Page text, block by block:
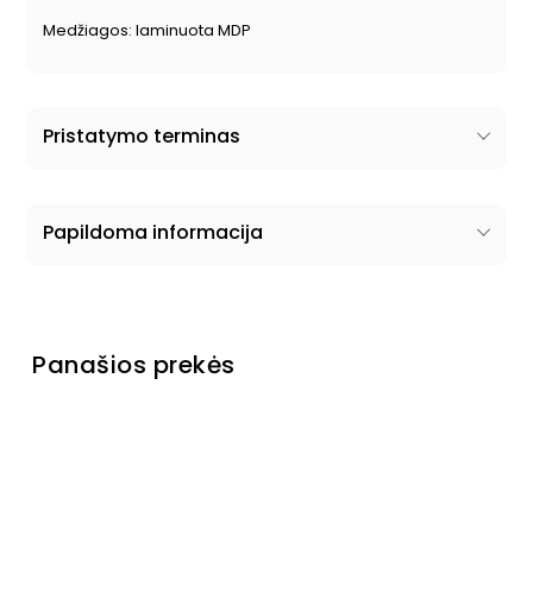
Medžiagos: laminuota MDP
Pristatymo terminas
Papildoma informacija
Panašios prekės